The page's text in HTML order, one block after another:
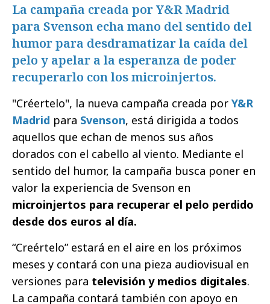
La campaña creada por Y&R Madrid
para Svenson echa mano del sentido del
humor para desdramatizar la caída del
pelo y apelar a la esperanza de poder
recuperarlo con los microinjertos.
"Créertelo", la nueva campaña creada por Y&R
Madrid para Svenson, está dirigida a todos
aquellos que echan de menos sus años
dorados con el cabello al viento. Mediante el
sentido del humor, la campaña busca poner en
valor la experiencia de Svenson en
microinjertos para recuperar el pelo perdido
desde dos euros al día.
“Creértelo” estará en el aire en los próximos
meses y contará con una pieza audiovisual en
versiones para televisión y medios digitales.
La campaña contará también con apoyo en